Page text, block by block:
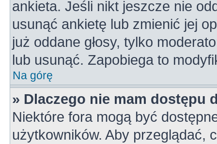
ankieta. Jeśli nikt jeszcze nie
usunąć ankietę lub zmienić jej
już oddane głosy, tylko
lub usunąć. Zapobiega to
Na górę
» Dlaczego nie mam dostępu
Niektóre fora mogą być
użytkowników. Aby przeglądać,